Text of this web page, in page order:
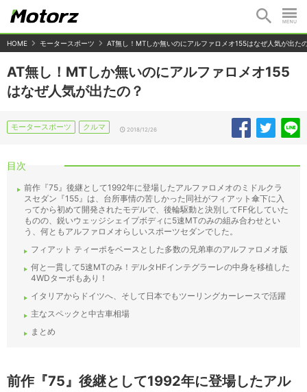
HOME モータースポーツ AT無し！MTしか無いのにアルファロメオ155はなぜ人気が出た
AT無し！MTしか無いのにアルファロメオ155
はなぜ人気が出たの？
モータースポーツ クルマ 2018/12/26
目次
前作『75』後継として1992年に登場したアルファロメオのミドルクラ
スセダン『155』は、台所事情の苦しかった同社がフィアット傘下に入
ってから初めて開発されたモデルで、後輪駆動と決別してFF化していた
ものの、鋭いウェッジシェイプボディに5速MTのみの組み合わせとい
う、何ともアルファロメオらしいスポーツセダンでした。
フィアット ティーポをベースとした多数の兄弟車のアルファロメオ版
何と一貫して5速MTのみ！デルタHFインテグラーレの中身を移植した
4WDターボもあり！
イタリアからドイツへ、そして日本でもツーリングカーレースで活躍
主なスペックと中古車相場
まとめ
前作『75』後継として1992年に登場したアル